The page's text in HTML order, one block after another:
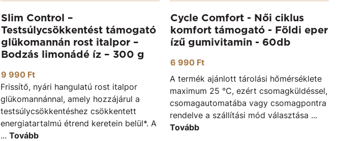
Slim Control –
Testsúlycsökkentést támogató
glükomannán rost italpor –
Bodzás limonádé íz – 300 g
9 990 Ft
Frissítő, nyári hangulatú rost italpor
glükomannánnal, amely hozzájárul a
testsúlycsökkentéshez csökkentett
energiatartalmú étrend keretein belül*. A
... Tovább
Cycle Comfort - Női ciklus
komfort támogató - Földi eper
ízű gumivitamin - 60db
6 990 Ft
A termék ajánlott tárolási hőmérséklete
maximum 25 °C, ezért csomagküldéssel,
csomagautomatába vagy csomagpontra
rendelve a szállítási mód választása ...
Tovább